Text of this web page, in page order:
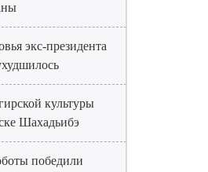
экс-президента
культуры
Шахадьибэ
победили